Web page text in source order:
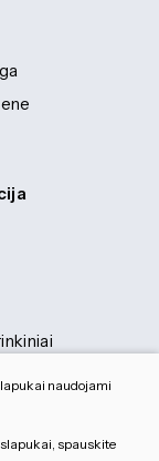
naudojami
spauskite